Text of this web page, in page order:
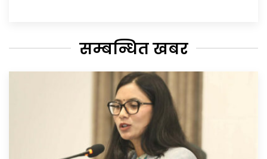
सम्बन्धित खबर